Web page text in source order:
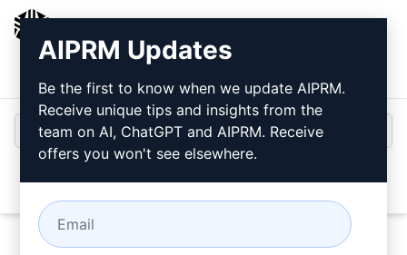
Bejelentkezés
AIPRM Updates
Be the first to know when we update AIPRM.
Receive unique tips and insights from the
team on AI, ChatGPT and AIPRM. Receive
offers you won't see elsewhere.